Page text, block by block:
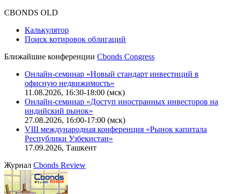
CBONDS OLD
Калькулятор
Поиск котировок облигаций
Ближайшие конференции Cbonds Congress
Онлайн-семинар «Новый стандарт инвестиций в
офисную недвижимость»
11.08.2026, 16:30-18:00 (мск)
Онлайн-семинар «Доступ иностранных инвесторов на
индийский рынок»
27.08.2026, 16:00-17:00 (мск)
VIII международная конференция «Рынок капитала
Республики Узбекистан»
17.09.2026, Ташкент
Журнал Cbonds Review